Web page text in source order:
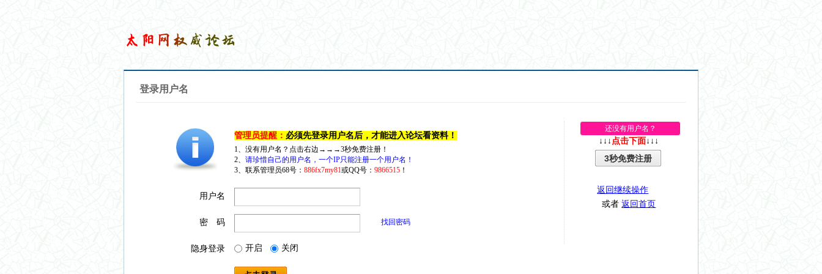
登录用户名
管理员提醒： 必须先登录用户名后，才能进入论坛看资料！
1、没有用户名？点击右边→→→3秒免费注册！
2、 请珍惜自己的用户名，一个IP只能注册一个用户名！
3、联系管理员68号： 886fx7my81或QQ号： 9866515！
用户名
密 码 找回密码
隐身登录 开启 关闭
还没有用户名？
↓↓↓ 点击下面 ↓↓↓
3秒免费注册
返回继续操作
或者返回首页